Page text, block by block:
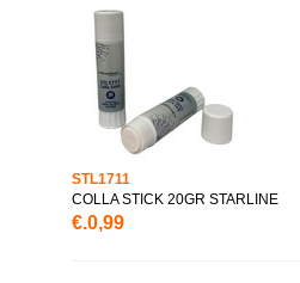
STL1711
COLLA STICK 20GR STARLINE
€.0,99